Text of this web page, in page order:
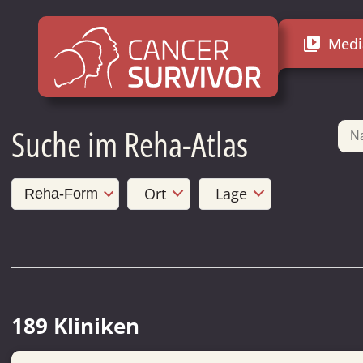
video_library
Suche im Reha-Atlas
Ort Lage
189 Kliniken